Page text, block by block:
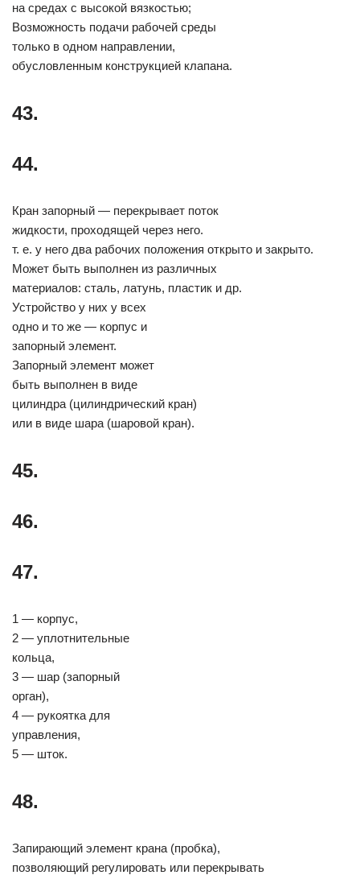
на средах с высокой вязкостью;
Возможность подачи рабочей среды
только в одном направлении,
обусловленным конструкцией клапана.
43.
44.
Кран запорный — перекрывает поток
жидкости, проходящей через него.
т. е. у него два рабочих положения открыто и закрыто.
Может быть выполнен из различных
материалов: сталь, латунь, пластик и др.
Устройство у них у всех
одно и то же — корпус и
запорный элемент.
Запорный элемент может
быть выполнен в виде
цилиндра (цилиндрический кран)
или в виде шара (шаровой кран).
45.
46.
47.
1 — корпус,
2 — уплотнительные
кольца,
3 — шар (запорный
орган),
4 — рукоятка для
управления,
5 — шток.
48.
Запирающий элемент крана (пробка),
позволяющий регулировать или перекрывать